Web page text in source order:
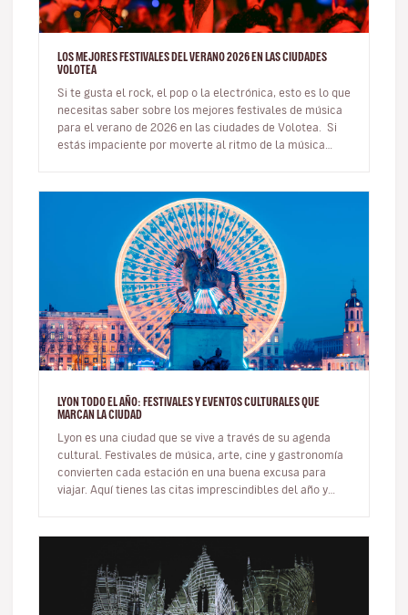
LOS MEJORES FESTIVALES DEL VERANO 2026 EN LAS CIUDADES
VOLOTEA
Si te gusta el rock, el pop o la electrónica, esto es lo que
necesitas saber sobre los mejores festivales de música
para el verano de 2026 en las ciudades de Volotea. Si
estás impaciente por moverte al ritmo de la música…
LYON TODO EL AÑO: FESTIVALES Y EVENTOS CULTURALES QUE
MARCAN LA CIUDAD
Lyon es una ciudad que se vive a través de su agenda
cultural. Festivales de música, arte, cine y gastronomía
convierten cada estación en una buena excusa para
viajar. Aquí tienes las citas imprescindibles del año y